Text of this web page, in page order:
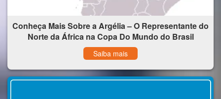
Conheça Mais Sobre a Argélia – O Representante do
Norte da África na Copa Do Mundo do Brasil
Saiba mais